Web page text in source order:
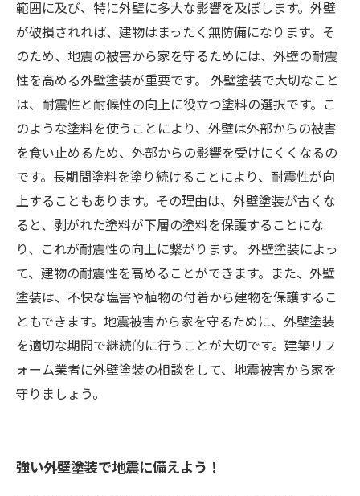
範囲に及び、特に外壁に多大な影響を及ぼします。外壁
が破損されれば、建物はまったく無防備になります。そ
のため、地震の被害から家を守るためには、外壁の耐震
性を高める外壁塗装が重要です。 外壁塗装で大切なこと
は、耐震性と耐候性の向上に役立つ塗料の選択です。こ
のような塗料を使うことにより、外壁は外部からの被害
を食い止めるため、外部からの影響を受けにくくなるの
です。長期間塗料を塗り続けることにより、耐震性が向
上することもあります。その理由は、外壁塗装が古くな
ると、剥がれた塗料が下層の塗料を保護することにな
り、これが耐震性の向上に繋がります。 外壁塗装によっ
て、建物の耐震性を高めることができます。また、外壁
塗装は、不快な塩害や植物の付着から建物を保護するこ
ともできます。地震被害から家を守るために、外壁塗装
を適切な期間で継続的に行うことが大切です。建築リフ
ォーム業者に外壁塗装の相談をして、地震被害から家を
守りましょう。
強い外壁塗装で地震に備えよう！